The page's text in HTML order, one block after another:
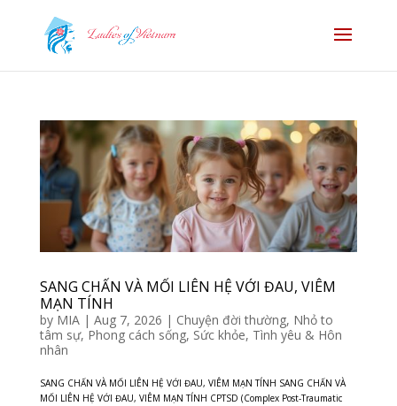
SANG CHẤN VÀ MỐI LIÊN HỆ VỚI ĐAU, VIÊM
MẠN TÍNH
by MIA| Aug 7, 2026 | Chuyện đời thường, Nhỏ to
tâm sự, Phong cách sống, Sức khỏe, Tình yêu & Hôn
nhân
SANG CHẤN VÀ MỐI LIÊN HỆ VỚI ĐAU, VIÊM MẠN TÍNH SANG CHẤN VÀ
MỐI LIÊN HỆ VỚI ĐAU, VIÊM MẠN TÍNH CPTSD (Complex Post-Traumatic